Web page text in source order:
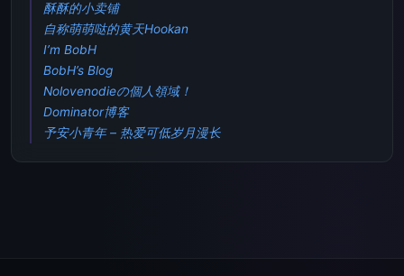
酥酥的小卖铺
自称萌萌哒的黄天Hookan
I’m BobH
BobH’s Blog
Nolovenodieの個人領域！
Dominator博客
予安小青年 – 热爱可低岁月漫长